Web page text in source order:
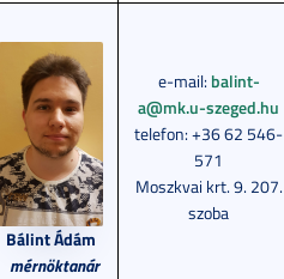
Bálint Ádám
mérnöktanár
e-mail: balint-
a@mk.u-szeged.hu
telefon: +36 62 546-
571
Moszkvai krt. 9. 207.
szoba